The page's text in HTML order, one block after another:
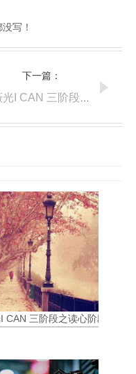
写！
下一篇：
name?)
CAN 三阶段之读心阶段:(五)